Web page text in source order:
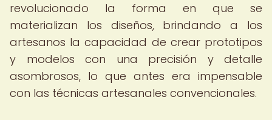
revolucionado la forma en que se
materializan los diseños, brindando a los
artesanos la capacidad de crear prototipos
y modelos con una precisión y detalle
asombrosos, lo que antes era impensable
con las técnicas artesanales convencionales.